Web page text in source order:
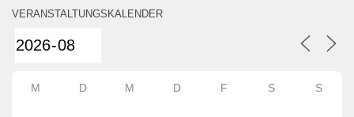
VERANSTALTUNGSKALENDER
M D M D F S S